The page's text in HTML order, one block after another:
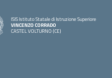
ISIS Istituto Statale di Istruzione Superiore
VINCENZO CORRADO
CASTEL VOLTURNO (CE)